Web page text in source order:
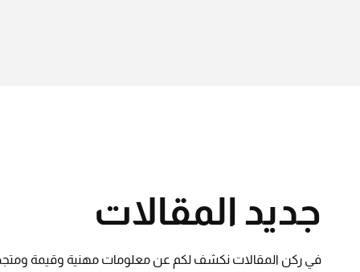
جديد المقالات
في ركن المقالات نكشف لكم عن معلومات مهنية وقيمة